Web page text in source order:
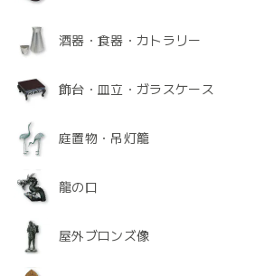
酒器・食器・カトラリー
飾台・皿立・ガラスケース
庭置物・吊灯籠
龍の口
屋外ブロンズ像